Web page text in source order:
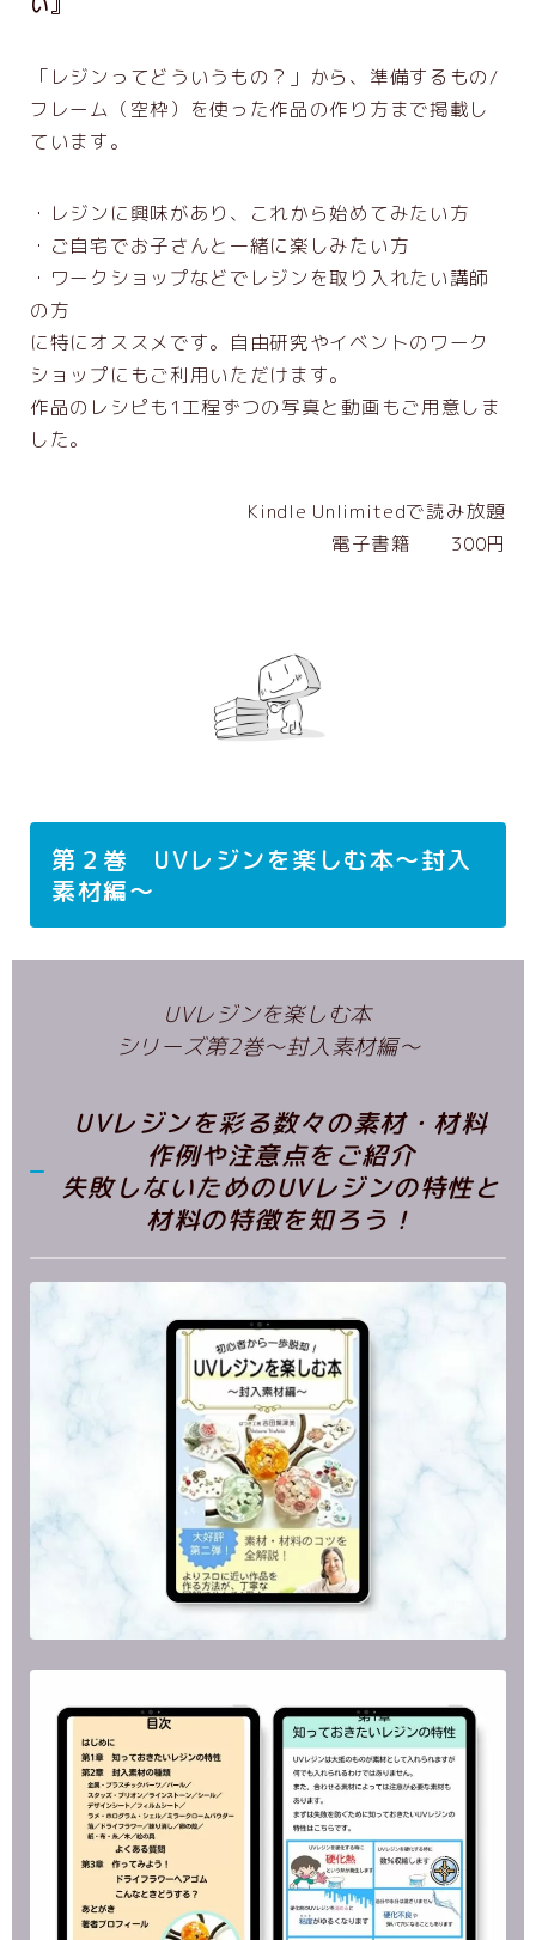
「レジンってどういうもの？」から、準備するもの/
フレーム（空枠）を使った作品の作り方まで掲載し
ています。
・レジンに興味があり、これから始めてみたい方
・ご自宅でお子さんと一緒に楽しみたい方
・ワークショップなどでレジンを取り入れたい講師
の方
に特にオススメです。自由研究やイベントのワーク
ショップにもご利用いただけます。
作品のレシピも1工程ずつの写真と動画もご用意しま
した。
Kindle Unlimitedで読み放題
電子書籍 300円
第２巻 UVレジンを楽しむ本～封入
素材編～
UVレジンを楽しむ本
シリーズ第2巻～封入素材編～
UVレジンを彩る数々の素材・材料
作例や注意点をご紹介
失敗しないためのUVレジンの特性と
材料の特徴を知ろう！